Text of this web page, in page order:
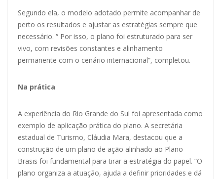
Segundo ela, o modelo adotado permite acompanhar de
perto os resultados e ajustar as estratégias sempre que
necessário. “ Por isso, o plano foi estruturado para ser
vivo, com revisões constantes e alinhamento
permanente com o cenário internacional”, completou.
Na prática
A experiência do Rio Grande do Sul foi apresentada como
exemplo de aplicação prática do plano. A secretária
estadual de Turismo, Cláudia Mara, destacou que a
construção de um plano de ação alinhado ao Plano
Brasis foi fundamental para tirar a estratégia do papel. “O
plano organiza a atuação, ajuda a definir prioridades e dá